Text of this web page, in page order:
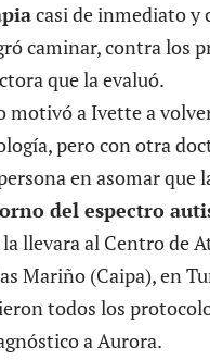
casi de inmediato y
caminar, contra los
que la evaluó.
motivó a Ivette a
pero con otra
en asomar que
del espectro
llevara al Centro de
Mariño (Caipa), en
todos los
a Aurora.